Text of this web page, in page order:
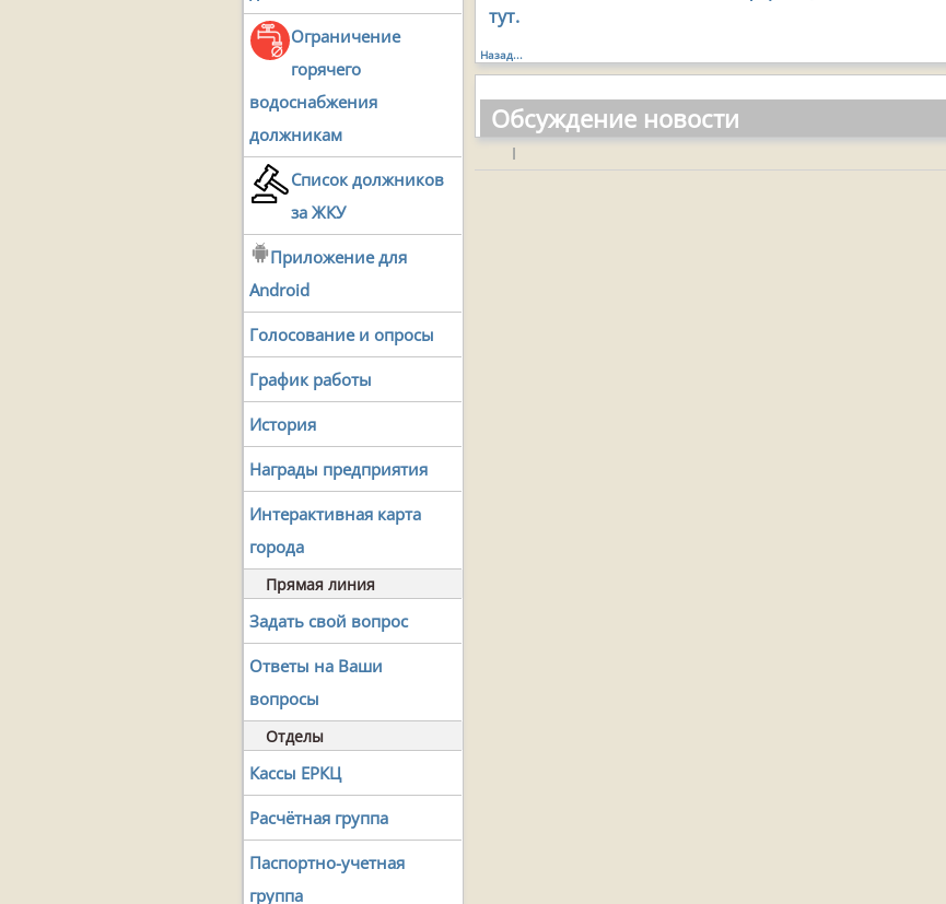
Ограничение
горячего
водоснабжения
должникам
Список должников
за ЖКУ
Приложение для
Android
Голосование и опросы
График работы
История
Награды предприятия
Интерактивная карта
города
Прямая линия
Задать свой вопрос
Ответы на Ваши
вопросы
Отделы
Кассы ЕРКЦ
Расчётная группа
Паспортно-учетная
группа
тут.
Назад...
Обсуждение новости
|